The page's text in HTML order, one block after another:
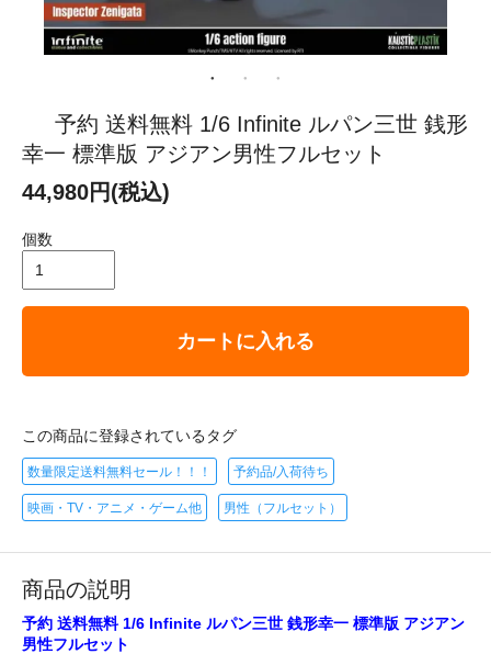
予約 送料無料 1/6 Infinite ルパン三世 銭形
幸一 標準版 アジアン男性フルセット
44,980円(税込)
個数
カートに入れる
この商品に登録されているタグ
数量限定送料無料セール！！！ 予約品/入荷待ち
映画・TV・アニメ・ゲーム他 男性（フルセット）
商品の説明
予約 送料無料 1/6 Infinite ルパン三世 銭形幸一 標準版 アジアン
男性フルセット